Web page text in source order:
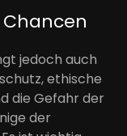
jedoch auch
ethische
die Gefahr der
der